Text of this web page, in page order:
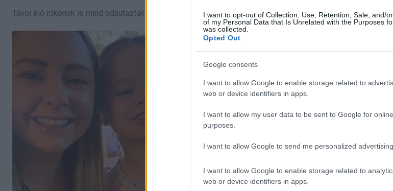
I want to opt-out of Collection, Use, Retention, Sale, and/
of my Personal Data that Is Unrelated with the Purposes
was collected.
Opted Out
Google consents
I want to allow Google to enable storage related to
web or device identifiers in apps.
I want to allow my user data to be sent to Google for
purposes.
I want to allow Google to send me personalized advertising.
I want to allow Google to enable storage related to
web or device identifiers in apps.
Távol élő rokonok is mind odautaztak, és bár az orvosok és a kislány is keményen küzdöttek, Millicent